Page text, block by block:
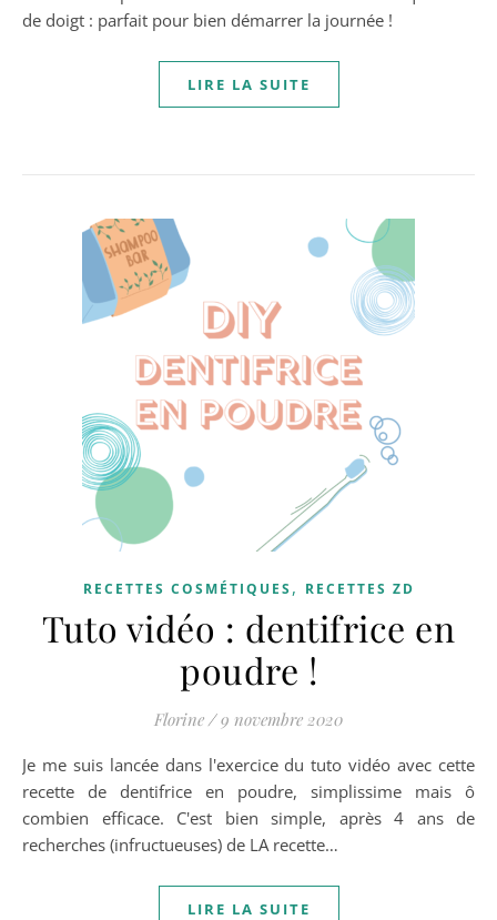
de doigt : parfait pour bien démarrer la journée !
LIRE LA SUITE
RECETTES COSMÉTIQUES, RECETTES ZD
Tuto vidéo : dentifrice en
poudre !
Florine / 9 novembre 2020
Je me suis lancée dans l'exercice du tuto vidéo avec cette
recette de dentifrice en poudre, simplissime mais ô
combien efficace. C'est bien simple, après 4 ans de
recherches (infructueuses) de LA recette…
LIRE LA SUITE